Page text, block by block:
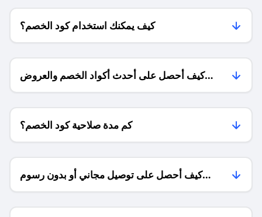
كيف يمكنك استخدام كود الخصم؟
كيف أحصل على أحدث أكواد الخصم والعروض
للمتاجر؟
كم مدة صلاحية كود الخصم؟
كيف أحصل على توصيل مجاني أو بدون رسوم
الشحن ؟